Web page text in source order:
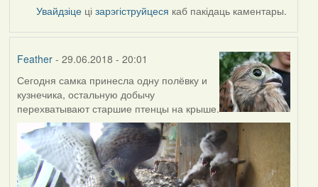
Увайдзіце цізарэгіструйцеся каб пакідаць каментары.
Feather- 29.06.2018 - 20:01
Сегодня самка принесла одну полёвку и
кузнечика, остальную добычу
перехватывают старшие птенцы на крыше.